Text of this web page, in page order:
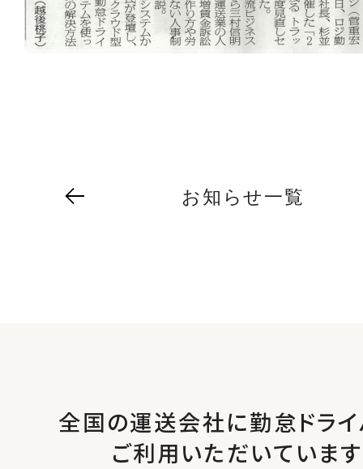
お知らせ一覧
全国の運送会社に勤怠ドラ
ご利用いただいています